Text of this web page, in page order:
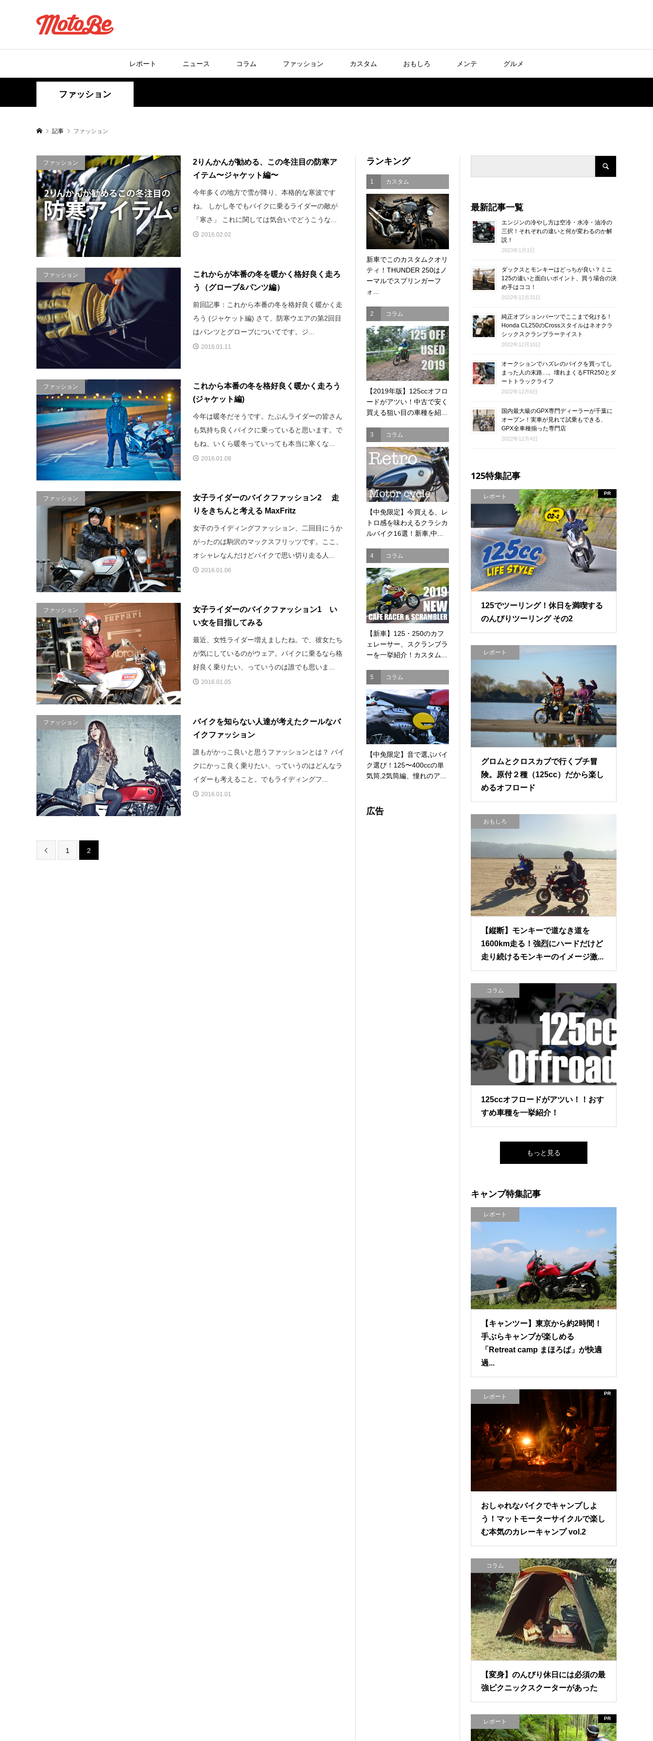
レポート ニュース コラム ファッション カスタム おもしろ メンテ グルメ
ファッション
記事 ファッション
ファッション
2りんかんが勧める、この冬注目の防寒ア
イテム〜ジャケット編〜
今年多くの地方で雪が降り、本格的な寒波です
ね。 しかし冬でもバイクに乗るライダーの敵が
「寒さ」 これに関しては気合いでどうこうな...
2016.02.02
ファッション
これからが本番の冬を暖かく格好良く走ろ
う（グローブ&パンツ編）
前回記事：これから本番の冬を格好良く暖かく走
ろう (ジャケット編) さて、防寒ウエアの第2回目
はパンツとグローブについてです。ジ...
2016.01.11
ファッション
これから本番の冬を格好良く暖かく走ろう
(ジャケット編)
今年は暖冬だそうです。たぶんライダーの皆さん
も気持ち良くバイクに乗っていると思います。で
もね、いくら暖冬っていっても本当に寒くな...
2016.01.08
ファッション
女子ライダーのバイクファッション2 走
りをきちんと考える MaxFritz
女子のライディングファッション、二回目にうか
がったのは駒沢のマックスフリッツです。ここ、
オシャレなんだけどバイクで思い切り走る人...
2016.01.06
ファッション
女子ライダーのバイクファッション1 い
い女を目指してみる
最近、女性ライダー増えましたね。で、彼女たち
が気にしているのがウェア。バイクに乗るなら格
好良く乗りたい、っていうのは誰でも思いま...
2016.01.05
ファッション
バイクを知らない人達が考えたクールなバ
イクファッション
誰もがかっこ良いと思うファッションとは？ バイ
クにかっこ良く乗りたい、っていうのはどんなラ
イダーも考えること。でもライディングフ...
2016.01.01
 1 2
最新記事一覧
エンジンの冷やし方は空冷・水冷・油冷の
三択！それぞれの違いと何が変わるのか解
説！
2023年1月1日
ダックスとモンキーはどっちが良い？ミニ
125の違いと面白いポイント、買う場合の決
め手はココ！
2022年12月31日
純正オプションパーツでここまで化ける！
Honda CL250のCrossスタイルはネオクラ
シックスクランブラーテイスト
2022年12月10日
オークションでハズレのバイクを買ってし
まった人の末路…。壊れまくるFTR250とダ
ートトラックライフ
2022年12月6日
国内最大級のGPX専門ディーラーが千葉に
オープン！実車が見れて試乗もできる、
GPX全車種揃った専門店
2022年12月4日
125特集記事
レポート PR
125でツーリング！休日を満喫する
のんびりツーリング その2
レポート
グロムとクロスカブで行くプチ冒
険。原付２種（125cc）だから楽し
めるオフロード
おもしろ
【縦断】モンキーで道なき道を
1600km走る！強烈にハードだけど
走り続けるモンキーのイメージ激...
コラム
125ccオフロードがアツい！！おす
すめ車種を一挙紹介！
もっと見る
キャンプ特集記事
レポート
【キャンツー】東京から約2時間！
手ぶらキャンプが楽しめる
「Retreat camp まほろば」が快適
過...
レポート PR
おしゃれなバイクでキャンプしよ
う！マットモーターサイクルで楽し
む本気のカレーキャンプ vol.2
コラム
【変身】のんびり休日には必須の最
強ピクニックスクーターがあった
レポート PR
ランキング
1 カスタム
新車でこのカスタムクオリ
ティ！THUNDER 250はノ
ーマルでスプリンガーフ
ォ...
2 コラム
【2019年版】125ccオフロ
ードがアツい！中古で安く
買える狙い目の車種を紹...
3 コラム
【中免限定】今買える、レ
トロ感を味わえるクラシカ
ルバイク16選！新車,中...
4 コラム
【新車】125・250のカフ
ェレーサー、スクランブラ
ーを一挙紹介！カスタム...
5 コラム
【中免限定】音で選ぶバイ
ク選び！125〜400ccの単
気筒,2気筒編、憧れのア...
広告